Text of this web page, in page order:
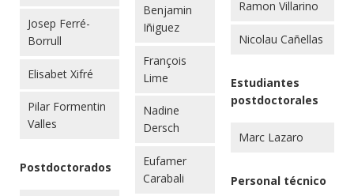
Josep Ferré-
Borrull
Elisabet Xifré
Pilar Formentin
Valles
Postdoctorados
Benjamin
Iñiguez
François
Lime
Nadine
Dersch
Eufamer
Carabali
Ramon Villarino
Nicolau Cañellas
Estudiantes
postdoctorales
Marc Lazaro
Personal técnico